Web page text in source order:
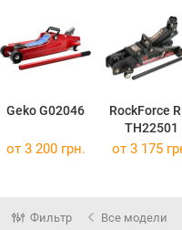
Geko G02046
RockForce
TH22501
от 3 200 грн. от 3 175
Фильтр Все модели